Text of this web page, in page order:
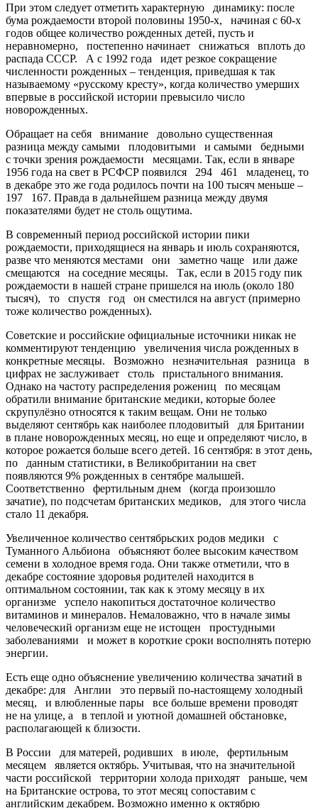
При этом следует отметить характерную динамику: после
бума рождаемости второй половины 1950-х, начиная с 60-х
годов общее количество рожденных детей, пусть и
неравномерно, постепенно начинает снижаться вплоть до
распада СССР. А с 1992 года идет резкое сокращение
численности рожденных – тенденция, приведшая к так
называемому «русскому кресту», когда количество умерших
впервые в российской истории превысило число
новорожденных.
Обращает на себя внимание довольно существенная
разница между самыми плодовитыми и самыми бедными
с точки зрения рождаемости месяцами. Так, если в январе
1956 года на свет в РСФСР появился 294 461 младенец, то
в декабре это же года родилось почти на 100 тысяч меньше –
197 167. Правда в дальнейшем разница между двумя
показателями будет не столь ощутима.
В современный период российской истории пики
рождаемости, приходящиеся на январь и июль сохраняются,
разве что меняются местами они заметно чаще или даже
смещаются на соседние месяцы. Так, если в 2015 году пик
рождаемости в нашей стране пришелся на июль (около 180
тысяч), то спустя год он сместился на август (примерно
тоже количество рожденных).
Советские и российские официальные источники никак не
комментируют тенденцию увеличения числа рожденных в
конкретные месяцы. Возможно незначительная разница в
цифрах не заслуживает столь пристального внимания.
Однако на частоту распределения рожениц по месяцам
обратили внимание британские медики, которые более
скрупулёзно относятся к таким вещам. Они не только
выделяют сентябрь как наиболее плодовитый для Британии
в плане новорожденных месяц, но еще и определяют число, в
которое рожается больше всего детей. 16 сентября: в этот день,
по данным статистики, в Великобритании на свет
появляются 9% рожденных в сентябре малышей.
Соответственно фертильным днем (когда произошло
зачатие), по подсчетам британских медиков, для этого числа
стало 11 декабря.
Увеличенное количество сентябрьских родов медики с
Туманного Альбиона объясняют более высоким качеством
семени в холодное время года. Они также отметили, что в
декабре состояние здоровья родителей находится в
оптимальном состоянии, так как к этому месяцу в их
организме успело накопиться достаточное количество
витаминов и минералов. Немаловажно, что в начале зимы
человеческий организм еще не истощен простудными
заболеваниями и может в короткие сроки восполнять потерю
энергии.
Есть еще одно объяснение увеличению количества зачатий в
декабре: для Англии это первый по-настоящему холодный
месяц, и влюбленные пары все больше времени проводят
не на улице, а в теплой и уютной домашней обстановке,
располагающей к близости.
В России для матерей, родивших в июле, фертильным
месяцем является октябрь. Учитывая, что на значительной
части российской территории холода приходят раньше, чем
на Британские острова, то этот месяц сопоставим с
английским декабрем. Возможно именно к октябрю